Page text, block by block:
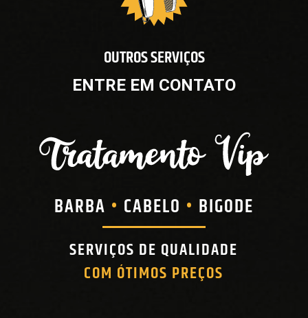
OUTROS SERVIÇOS
ENTRE EM CONTATO
BARBA • CABELO • BIGODE
SERVIÇOS DE QUALIDADE
COM ÓTIMOS PREÇOS